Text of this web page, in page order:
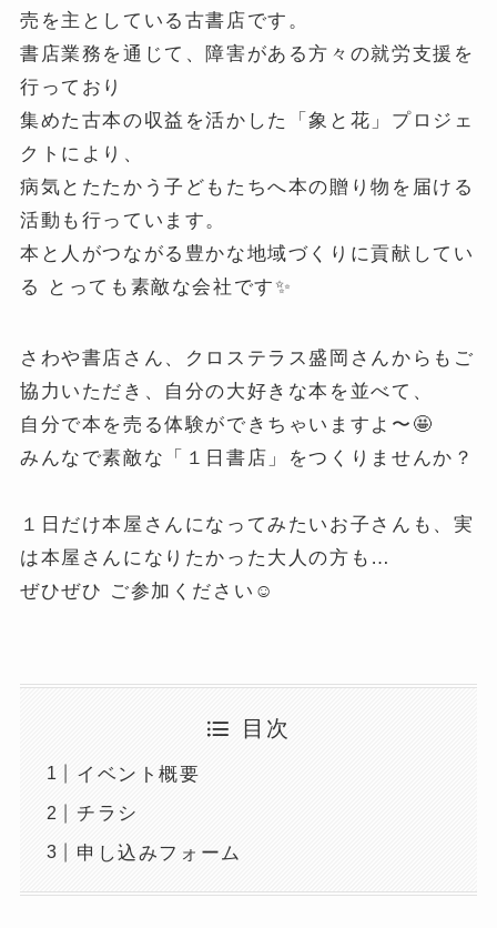
売を主としている古書店です。
書店業務を通じて、障害がある方々の就労支援を
行っており
集めた古本の収益を活かした「象と花」プロジェ
クトにより、
病気とたたかう子どもたちへ本の贈り物を届ける
活動も行っています。
本と人がつながる豊かな地域づくりに貢献してい
る とっても素敵な会社です✨
さわや書店さん、クロステラス盛岡さんからもご
協力いただき、自分の大好きな本を並べて、
自分で本を売る体験ができちゃいますよ〜🤩
みんなで素敵な「１日書店」をつくりませんか？
１日だけ本屋さんになってみたいお子さんも、実
は本屋さんになりたかった大人の方も…
ぜひぜひ ご参加ください☺️
目次
イベント概要
チラシ
申し込みフォーム